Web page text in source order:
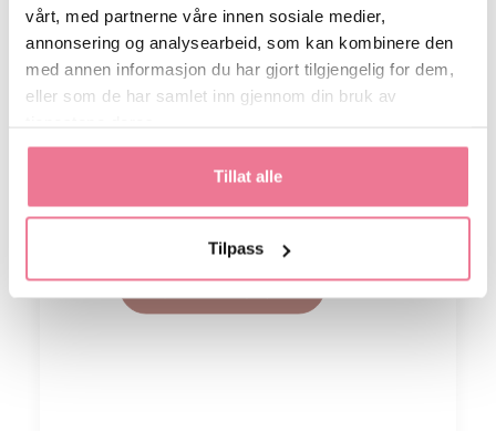
vårt, med partnerne våre innen sosiale medier,
annonsering og analysearbeid, som kan kombinere den
med annen informasjon du har gjort tilgjengelig for dem,
eller som de har samlet inn gjennom din bruk av
Tillat alle
Tilpass
JA, JEG VIL HA